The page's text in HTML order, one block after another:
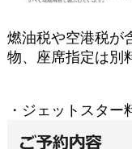
燃油税や空港税が
物、座席指定は別
・ジェットスター